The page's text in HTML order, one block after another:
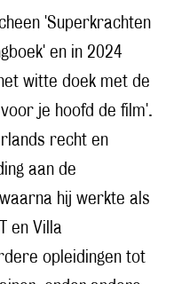
'Superkrachten
en in 2024
witte doek met de
je hoofd de film'.
recht en
aan de
hij werkte als
en Villa
opleidingen tot